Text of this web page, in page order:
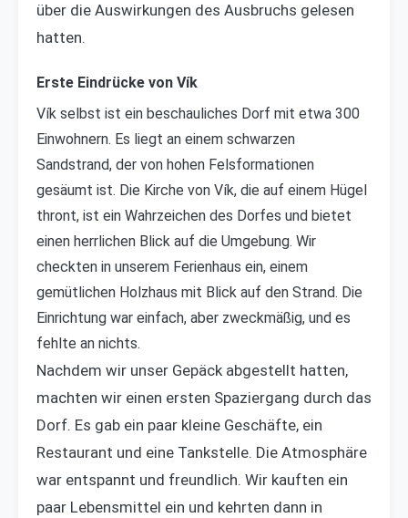
über die Auswirkungen des Ausbruchs gelesen
hatten.
Erste Eindrücke von Vík
Vík selbst ist ein beschauliches Dorf mit etwa 300
Einwohnern. Es liegt an einem schwarzen
Sandstrand, der von hohen Felsformationen
gesäumt ist. Die Kirche von Vík, die auf einem Hügel
thront, ist ein Wahrzeichen des Dorfes und bietet
einen herrlichen Blick auf die Umgebung. Wir
checkten in unserem Ferienhaus ein, einem
gemütlichen Holzhaus mit Blick auf den Strand. Die
Einrichtung war einfach, aber zweckmäßig, und es
fehlte an nichts.
Nachdem wir unser Gepäck abgestellt hatten,
machten wir einen ersten Spaziergang durch das
Dorf. Es gab ein paar kleine Geschäfte, ein
Restaurant und eine Tankstelle. Die Atmosphäre
war entspannt und freundlich. Wir kauften ein
paar Lebensmittel ein und kehrten dann in